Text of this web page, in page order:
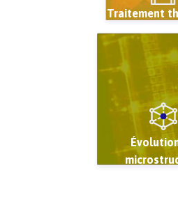
Traitement